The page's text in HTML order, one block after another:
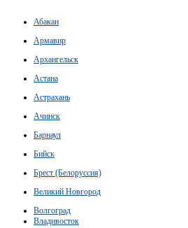
Абакан
Армавир
Архангельск
Астана
Астрахань
Ачинск
Барнаул
Бийск
Брест (Белоруссия)
Великий Новгород
Волгоград
Владивосток